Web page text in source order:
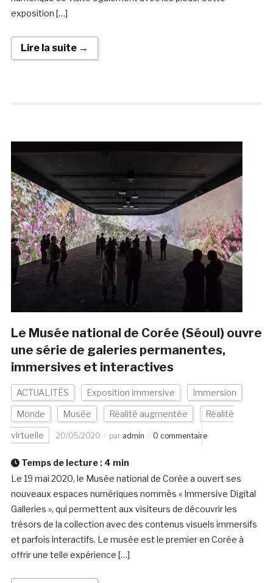
exposition […]
Lire la suite →
Le Musée national de Corée (Séoul) ouvre
une série de galeries permanentes,
immersives et interactives
ACTUALITÉS Exposition immersive Immersion
Monde Musée Réalité augmentée Réalité
virtuelle 20/05/2020 par admin 0 commentaire
Temps de lecture : 4 min
Le 19 mai 2020, le Musée national de Corée a ouvert ses
nouveaux espaces numériques nommés « Immersive Digital
Galleries », qui permettent aux visiteurs de découvrir les
trésors de la collection avec des contenus visuels immersifs
et parfois interactifs. Le musée est le premier en Corée à
offrir une telle expérience […]